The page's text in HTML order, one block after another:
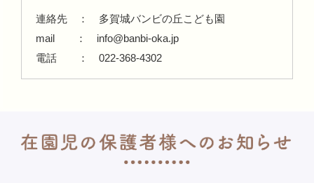
連絡先 ： 多賀城バンビの丘こども園
mail ： info@banbi-oka.jp
電話 ： 022-368-4302